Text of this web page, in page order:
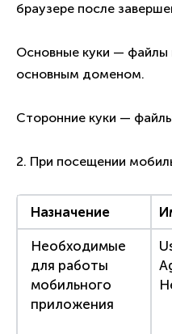
браузере после
Основные куки — файлы
основным доменом.
Сторонние куки —
2. При посещении
Назначение
Необходимые
для работы
мобильного
приложения